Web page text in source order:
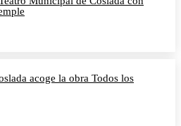
acoge la obra Todos los